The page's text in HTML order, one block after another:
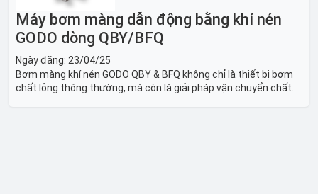
Máy bơm màng dẫn động bằng khí nén
GODO dòng QBY/BFQ
Ngày đăng: 23/04/25
Bơm màng khí nén GODO QBY & BFQ không chỉ là thiết bị bơm
chất lỏng thông thường, mà còn là giải pháp vận chuyển chất